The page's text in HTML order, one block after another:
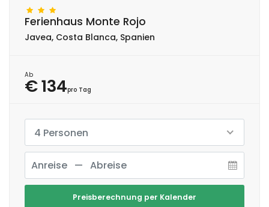
Ferienhaus Monte Rojo
Javea, Costa Blanca, Spanien
Ab
€ 134pro Tag
4 Personen
Preisberechnung per Kalender